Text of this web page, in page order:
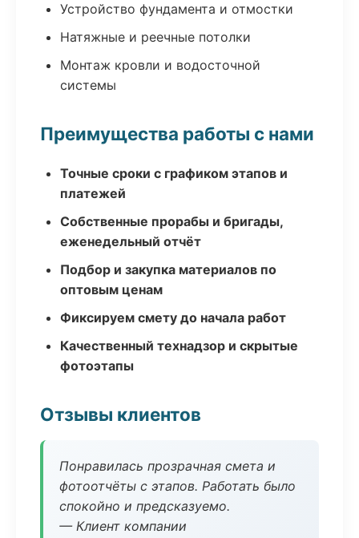
Устройство фундамента и отмостки
Натяжные и реечные потолки
Монтаж кровли и водосточной
системы
Преимущества работы с нами
Точные сроки с графиком этапов и
платежей
Собственные прорабы и бригады,
еженедельный отчёт
Подбор и закупка материалов по
оптовым ценам
Фиксируем смету до начала работ
Качественный технадзор и скрытые
фотоэтапы
Отзывы клиентов
Понравилась прозрачная смета и
фотоотчёты с этапов. Работать было
спокойно и предсказуемо.
— Клиент компании